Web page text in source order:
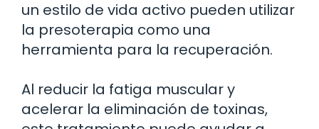
un estilo de vida activo pueden utilizar
la presoterapia como una
herramienta para la recuperación.
Al reducir la fatiga muscular y
acelerar la eliminación de toxinas,